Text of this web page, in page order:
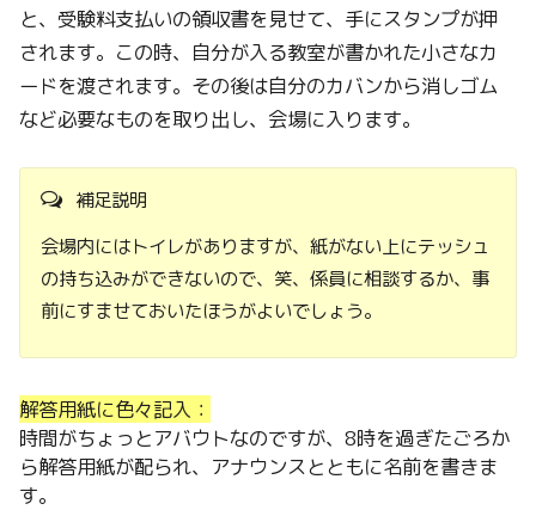
と、受験料支払いの領収書を見せて、手にスタンプが押
されます。この時、自分が入る教室が書かれた小さなカ
ードを渡されます。その後は自分のカバンから消しゴム
など必要なものを取り出し、会場に入ります。
補足説明
会場内にはトイレがありますが、紙がない上にテッシュ
の持ち込みができないので、笑、係員に相談するか、事
前にすませておいたほうがよいでしょう。
解答用紙に色々記入：
時間がちょっとアバウトなのですが、8時を過ぎたごろか
ら解答用紙が配られ、アナウンスとともに名前を書きま
す。